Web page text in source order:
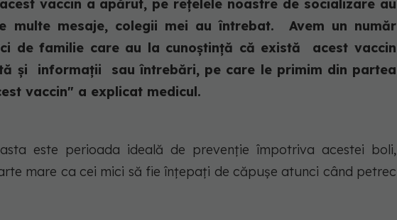
vaccin a apărut, pe rețelele noastre de socializare au
multe mesaje, colegii mei au întrebat. Avem un număr
de familie care au la cunoștință că există acest vaccin
și informații sau întrebări, pe care le primim din partea
vaccin" a explicat medicul.
este perioada ideală de prevenție împotriva acestei boli,
mare ca cei mici să fie înțepați de căpușe atunci când petrec